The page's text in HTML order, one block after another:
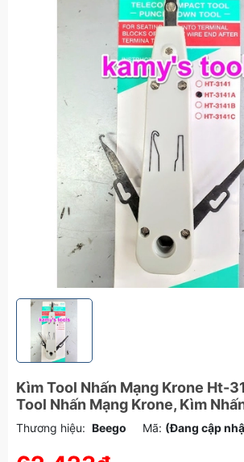
Kìm Tool Nhấn Mạng Krone Ht-
Tool Nhấn Mạng Krone, Kìm
Thương hiệu: Beego Mã: (Đang cập